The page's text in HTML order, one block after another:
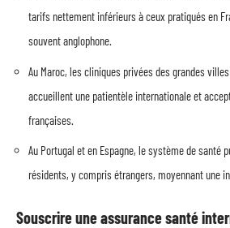
tarifs nettement inférieurs à ceux pratiqués en
souvent anglophone.
Au Maroc, les cliniques privées des grandes
accueillent une patientèle internationale et
françaises.
Au Portugal et en Espagne, le système de santé
résidents, y compris étrangers, moyennant une
Souscrire une assurance santé